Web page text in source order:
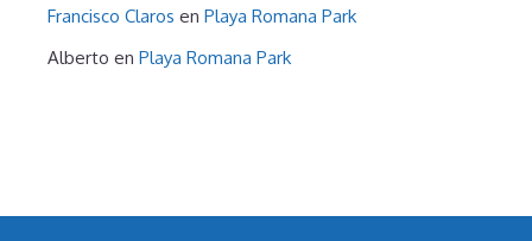
Francisco Claros en Playa Romana Park
Alberto en Playa Romana Park